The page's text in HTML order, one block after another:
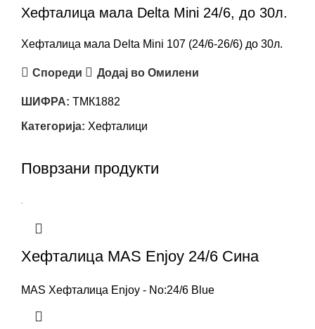
Хефталица мала Delta Mini 24/6, до 30л.
Хефталица мала Delta Mini 107 (24/6-26/6) до 30л.
Спореди Додај во Омилени
ШИФРА: ТМК1882
Категорија: Хефталици
Поврзани продукти
Хефталица MAS Enjoy 24/6 Сина
MAS Хефталица Enjoy - No:24/6 Blue